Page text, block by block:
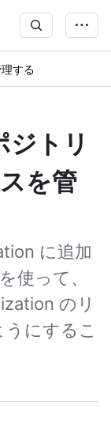
する
トリ
を管
に追加
使って、
のリ
にするこ